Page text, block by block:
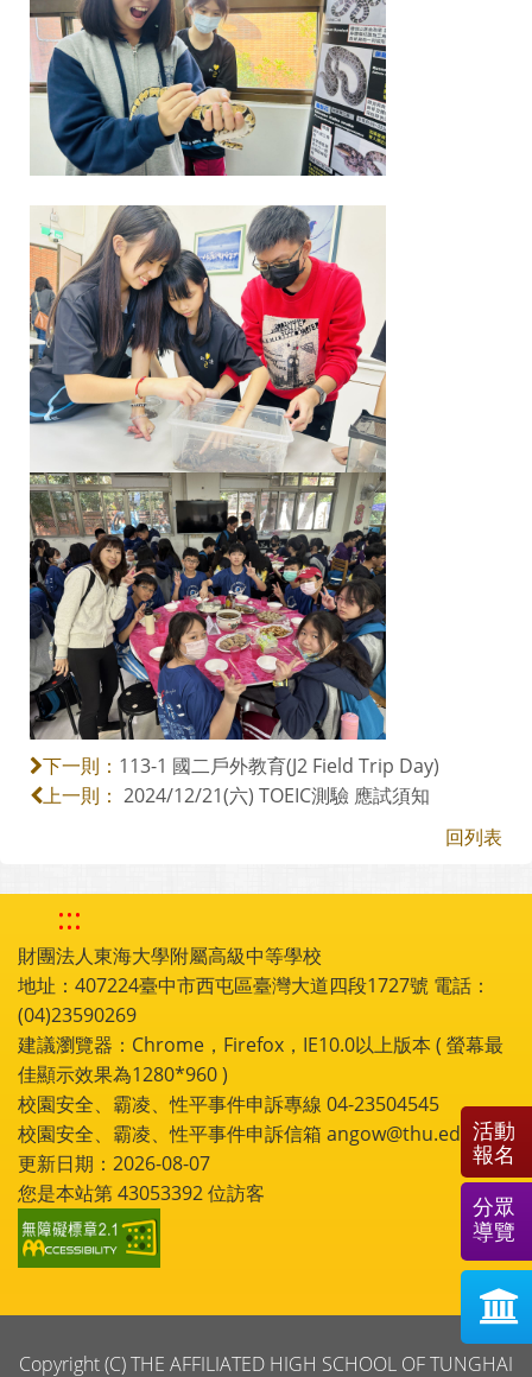
下一則： 113-1 國二戶外教育(J2 Field Trip Day)
上一則：
2024/12/21(六) TOEIC測驗 應試須知
回列表
:::
財團法人東海大學附屬高級中等學校
地址：407224臺中市西屯區臺灣大道四段1727號 電話：
(04)23590269
建議瀏覽器：Chrome，Firefox，IE10.0以上版本 ( 螢幕最
佳顯示效果為1280*960 )
校園安全、霸凌、性平事件申訴專線 04-23504545
校園安全、霸凌、性平事件申訴信箱 angow@thu.edu.tw
更新日期：2026-08-07
您是本站第43053392位訪客
Copyright (C) THE AFFILIATED HIGH SCHOOL OF TUNGHAI
活動
報名
分眾
導覽